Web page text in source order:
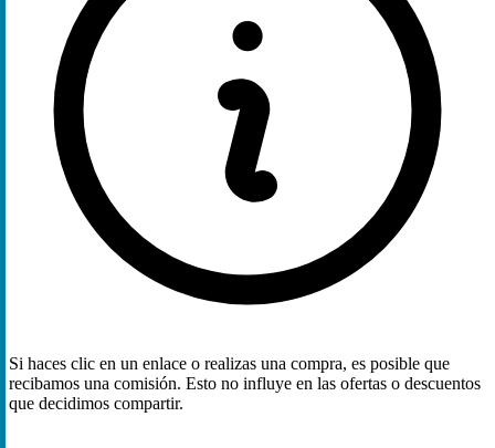
Si haces clic en un enlace o realizas una compra, es posible que
recibamos una comisión. Esto no influye en las ofertas o descuentos
que decidimos compartir.